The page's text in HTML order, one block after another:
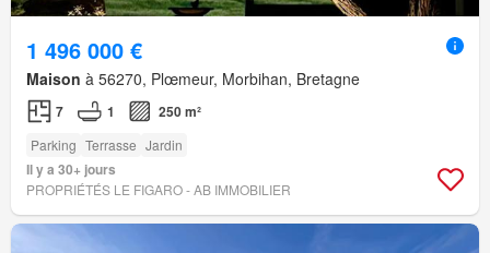
1 496 000 €
Maison à 56270, Plœmeur, Morbihan, Bretagne
7 1 250 m²
Parking Terrasse Jardin
Il y a 30+ jours
PROPRIÉTÉS LE FIGARO - AB IMMOBILIER